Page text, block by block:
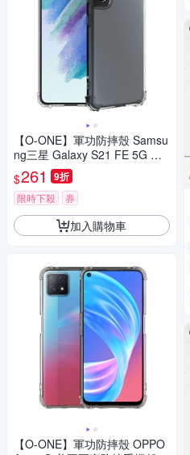
【O-ONE】軍功防摔殼 Samsu
ng三星 Galaxy S21 FE 5G 美
國軍事防摔手機殼 保護殼
$261 9折
限時下殺 券
加入購物車
【O-ONE】軍功防摔殼 OPPO